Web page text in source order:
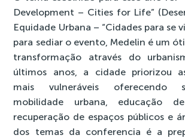
Development – Cities for Life”
Equidade Urbana – “Cidades para se
para sediar o evento, Medelin é um
transformação através do
últimos anos, a cidade priorizou
mais vulneráveis oferecendo
mobilidade urbana, educação
recuperação de espaços públicos e
dos temas da conferencia é a